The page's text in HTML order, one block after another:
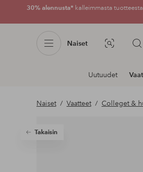
30% alennusta* kalleimmasta
Naiset Kuvahaku
Navigointi
osastoilla
Uutuudet
Naiset Vaatteet Colleget &
Takaisin